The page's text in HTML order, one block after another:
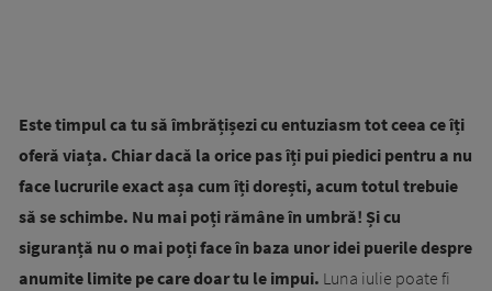
Este timpul ca tu să îmbrățișezi cu entuziasm tot ceea ce îți
oferă viața. Chiar dacă la orice pas îți pui piedici pentru a nu
face lucrurile exact așa cum îți dorești, acum totul trebuie
să se schimbe. Nu mai poți rămâne în umbră! Și cu
siguranță nu o mai poți face în baza unor idei puerile despre
anumite limite pe care doar tu le impui. Luna iulie poate fi